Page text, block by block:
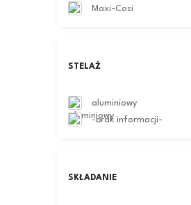
Maxi-Cosi
STELAŻ
aluminiowy
-brak informacji-
SKŁADANIE